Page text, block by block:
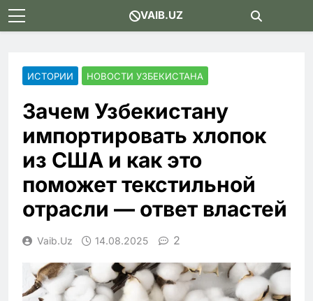
Skip
to
VAIB.UZ
ИСТОРИИ НОВОСТИ УЗБЕКИСТАНА
Зачем Узбекистану
импортировать хлопок
из США и как это
поможет текстильной
отрасли — ответ властей
Vaib.uz 14.08.2025 2